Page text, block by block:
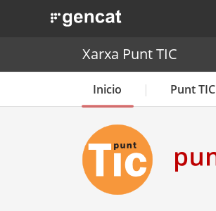
. Obre en una nova finestra.
Xarxa Punt TIC
Inicio Punt TIC